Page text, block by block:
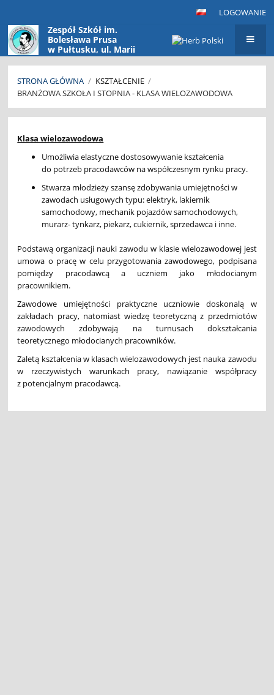
LOGOWANIE
Zespół Szkół im.
Bolesława Prusa
w Pułtusku, ul. Marii
Konopnickiej 9
06-100 Pułtusk
STRONA GŁÓWNA / KSZTAŁCENIE /
BRANŻOWA SZKOŁA I STOPNIA - KLASA WIELOZAWODOWA
Szkoła
stopnia
wielozawodowa
Klasa wielozawodowa
Umożliwia elastyczne dostosowywanie kształcenia
do potrzeb pracodawców na współczesnym rynku pracy.
Stwarza młodzieży szansę zdobywania umiejętności w
zawodach usługowych typu: elektryk, lakiernik
samochodowy, mechanik pojazdów samochodowych,
murarz- tynkarz, piekarz, cukiernik, sprzedawca i inne.
Podstawą organizacji nauki zawodu w klasie wielozawodowej jest
umowa o pracę w celu przygotowania zawodowego, podpisana
pomiędzy pracodawcą a uczniem jako młodocianym
pracownikiem.
Zawodowe umiejętności praktyczne uczniowie doskonalą w
zakładach pracy, natomiast wiedzę teoretyczną z przedmiotów
zawodowych zdobywają na turnusach dokształcania
teoretycznego młodocianych pracowników.
Zaletą kształcenia w klasach wielozawodowych jest nauka zawodu
w rzeczywistych warunkach pracy, nawiązanie współpracy
z potencjalnym pracodawcą.